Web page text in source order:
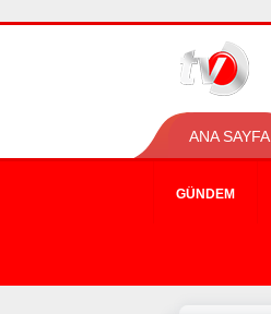
ANA SAYFA
GÜNDEM